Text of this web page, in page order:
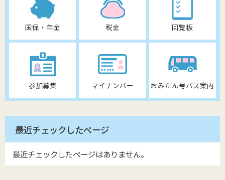
国保・年金 税金 回覧板
参加募集 マイナンバー おみたん号バス案内
最近チェックしたページ
最近チェックしたページはありません。